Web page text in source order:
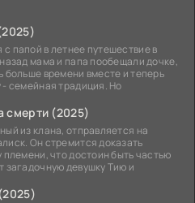
папой в летнее путешествие в
мама и папа пообещали дочке,
больше времени вместе и теперь
- семейная традиция. Но
смерти (2025)
из клана, отправляется на
Он стремится доказать
племени, что достоин быть частью
загадочную девушку Тию и